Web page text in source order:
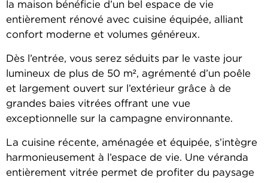
la maison bénéficie d’un bel espace de vie
entièrement rénové avec cuisine équipée, alliant
confort moderne et volumes généreux.
Dès l’entrée, vous serez séduits par le vaste jour
lumineux de plus de 50 m², agrémenté d’un poêle
et largement ouvert sur l’extérieur grâce à de
grandes baies vitrées offrant une vue
exceptionnelle sur la campagne environnante.
La cuisine récente, aménagée et équipée, s’intègre
harmonieusement à l’espace de vie. Une véranda
entièrement vitrée permet de profiter du paysage